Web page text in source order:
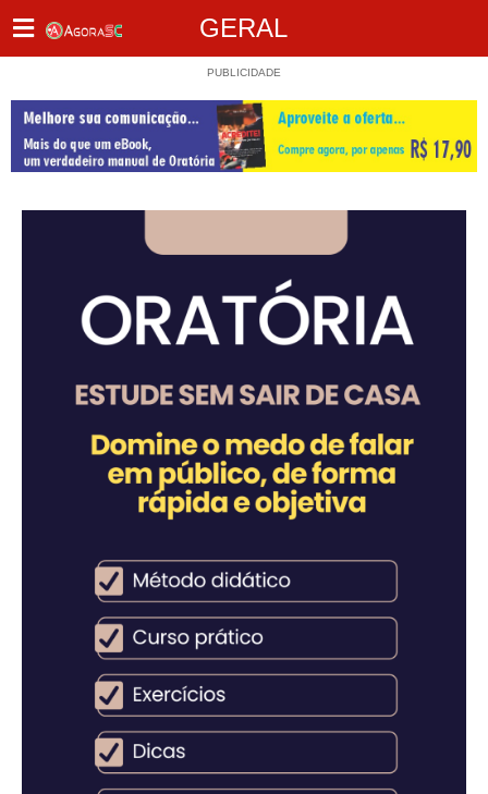
GERAL
PUBLICIDADE